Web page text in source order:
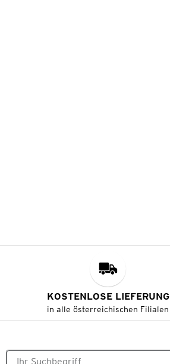
KOSTENLOSE LIEFERUNG
in alle österreichischen Filialen